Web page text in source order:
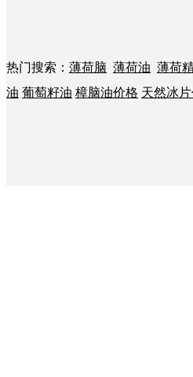
热门搜索： 薄荷脑 薄荷油 薄荷
油 葡萄籽油 樟脑油价格 天然冰